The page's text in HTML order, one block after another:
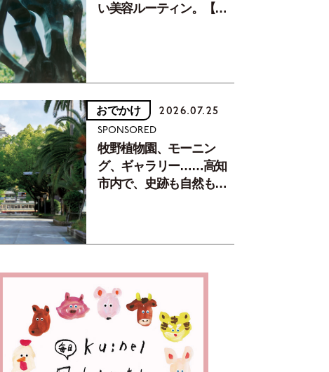
い美容ルーティン。【中
おでかけ 2026.07.25
SPONSORED
牧野植物園、モーニン
グ、ギャラリー……高知
市内で、史跡も自然もグ